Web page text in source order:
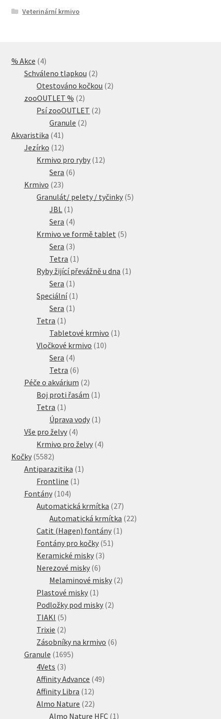
Veterinární krmivo
% Akce 44
produkty
Schváleno tlapkou 22
produkty
Otestováno kočkou 22
zooOUTLET % 22
produkty
Psí zooOUTLET 22
Granule 22
Akvaristika 41 41
produktů
Jezírko 1212
produktů
Krmivo pro ryby 1212
Sera 66
Krmivo 2323
produktů
Granulát/ pelety / tyčinky 55
JBL 1 1
produkt
Sera 44
produkty
Krmivo ve formě tablet 55
Sera 33
produkty
Tetra 1 1
produkt
Ryby žijící převážně u dna 1 1
Sera 1 1
produkt
Speciální 1 1
Sera 1 1
Tetra 1 1
produkt
Tabletové krmivo 1 1
Vločkové krmivo 1010
Sera 44
produkty
Tetra 66
produktů
Péče o akvárium 22
produkty
Boj proti řasám 1 1
Tetra 1 1
produkt
Úprava vody 1 1
Vše pro želvy 44
produkty
Krmivo pro želvy 44
Kočky 55825582
produktů
Antiparazitika 1 1
Frontline 1 1
Fontány 104104
produktů
Automatická krmítka 2727
produktů
Automatická krmítka 2222
Catit (Hagen) fontány 1 1
Fontány pro kočky 51 51
Keramické misky 33
Nerezové misky 66
produktů
Melaminové misky 22
Plastové misky 1 1
produkt
Podložky pod misky 22
TIAKI 55
produktů
Trixie 22
produkty
Zásobníky na krmivo 66
Granule 16951695
4Vets 33
produkty
Affinity Advance 4949
Affinity Libra 1212
produktů
Almo Nature 2222
produktů
Almo Nature HFC 1 1